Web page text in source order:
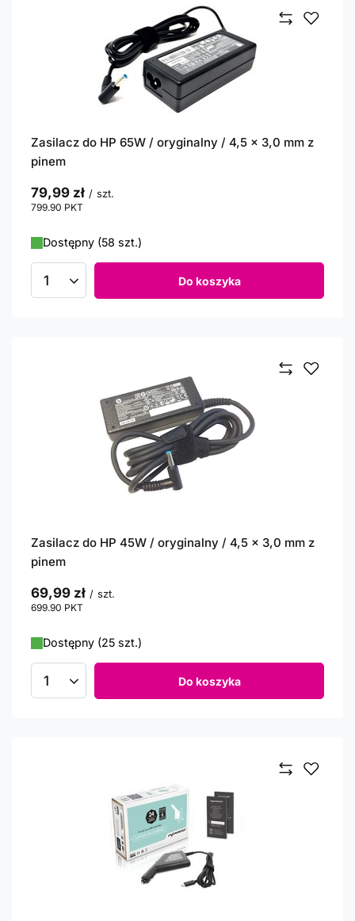
Zasilacz do HP 65W / oryginalny / 4,5 x 3,0 mm z
pinem
79,99 zł / szt.
799.90 PKT
Dostępny (58 szt.)
Ilość produktów Do koszyka
Zasilacz do HP 45W / oryginalny / 4,5 x 3,0 mm z
pinem
69,99 zł / szt.
699.90 PKT
Dostępny (25 szt.)
Ilość produktów Do koszyka